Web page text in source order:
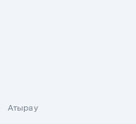
Атырау